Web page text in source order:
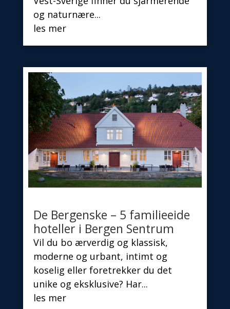
og naturnære...
les mer
De Bergenske – 5 familieeide
hoteller i Bergen Sentrum
Vil du bo ærverdig og klassisk,
moderne og urbant, intimt og
koselig eller foretrekker du det
unike og eksklusive? Har...
les mer